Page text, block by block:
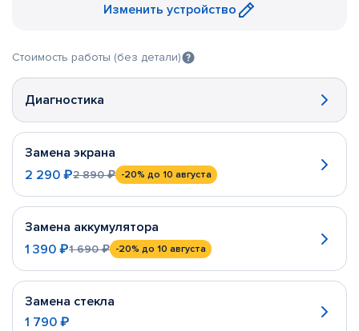
Изменить устройство
Стоимость работы (без детали)
Диагностика
Замена экрана
2 290 ₽2 890 ₽ -20% до 10 августа
Замена аккумулятора
1 390 ₽1 690 ₽ -20% до 10 августа
Замена стекла
1 790 ₽